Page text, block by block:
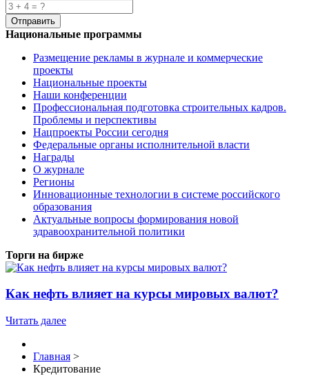
Национальные программы
Размещение рекламы в журнале и коммерческие
проекты
Национальные проекты
Наши конференции
Профессиональная подготовка строительных кадров.
Проблемы и перспективы
Нацпроекты России сегодня
Федеральные органы исполнительной власти
Награды
О журнале
Регионы
Инновационные технологии в системе российского
образования
Актуальные вопросы формирования новой
здравоохранительной политики
Торги на бирже
Как нефть влияет на курсы мировых валют?
Читать далее
Главная >
Кредитование